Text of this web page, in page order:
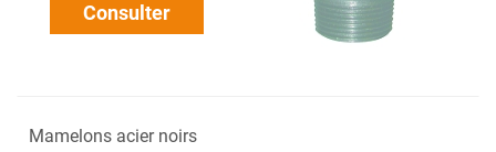
Consulter
Mamelons acier noirs